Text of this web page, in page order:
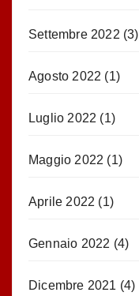
Settembre 2022 (3)
Agosto 2022 (1)
Luglio 2022 (1)
Maggio 2022 (1)
Aprile 2022 (1)
Gennaio 2022 (4)
Dicembre 2021 (4)